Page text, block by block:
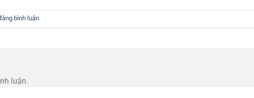
bình luận.
luận.